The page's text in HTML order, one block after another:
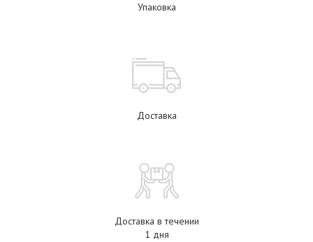
Упаковка
Доставка
Доставка в течении
1 дня